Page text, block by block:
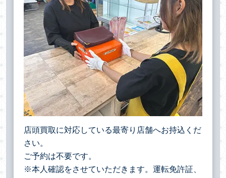
店頭買取に対応している最寄り店舗へお持込くだ
さい。
ご予約は不要です。
※本人確認をさせていただきます。運転免許証、